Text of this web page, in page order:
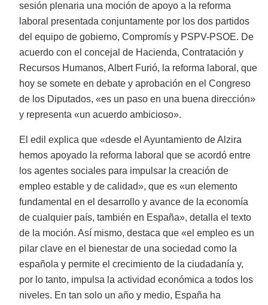
sesión plenaria una moción de apoyo a la reforma
laboral presentada conjuntamente por los dos partidos
del equipo de gobierno, Compromís y PSPV-PSOE. De
acuerdo con el concejal de Hacienda, Contratación y
Recursos Humanos, Albert Furió, la reforma laboral, que
hoy se somete en debate y aprobación en el Congreso
de los Diputados, «es un paso en una buena dirección»
y representa «un acuerdo ambicioso».
El edil explica que «desde el Ayuntamiento de Alzira
hemos apoyado la reforma laboral que se acordó entre
los agentes sociales para impulsar la creación de
empleo estable y de calidad», que es «un elemento
fundamental en el desarrollo y avance de la economía
de cualquier país, también en España», detalla el texto
de la moción. Así mismo, destaca que «el empleo es un
pilar clave en el bienestar de una sociedad como la
española y permite el crecimiento de la ciudadanía y,
por lo tanto, impulsa la actividad económica a todos los
niveles. En tan solo un año y medio, España ha